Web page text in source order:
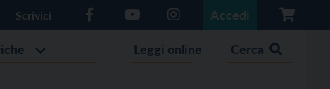
Scrivici Accedi
Leggi online Cerca